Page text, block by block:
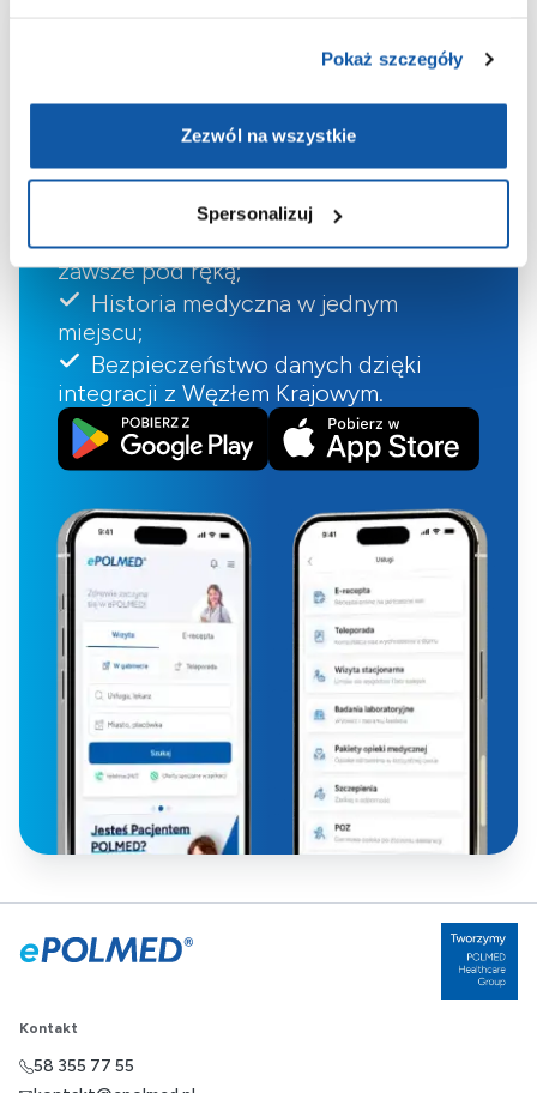
Pokaż szczegóły
Zezwól na wszystkie
Spersonalizuj
ePOLMED
Wygodne umawianie i odwoływanie
Wyniki badań laboratoryjnych
zawsze pod ręką;
Historia medyczna w jednym
miejscu;
Bezpieczeństwo danych dzięki
integracji z Węzłem Krajowym.
Kontakt
58 355 77 55